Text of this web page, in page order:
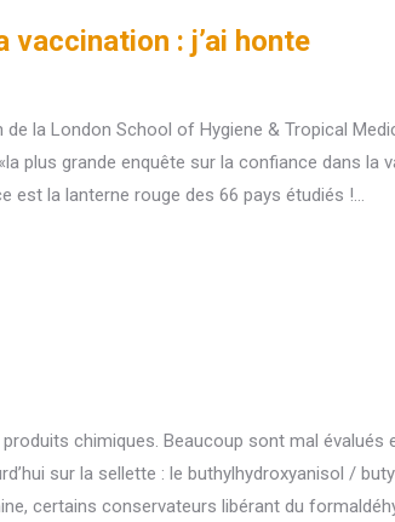
vaccination : j’ai honte
de la London School of Hygiene & Tropical
plus grande enquête sur la confiance dans la
est la lanterne rouge des 66 pays étudiés !…
chimiques. Beaucoup sont mal évalués
sur la sellette : le buthylhydroxyanisol /
certains conservateurs libérant du